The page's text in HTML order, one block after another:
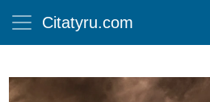
Citatyru.com